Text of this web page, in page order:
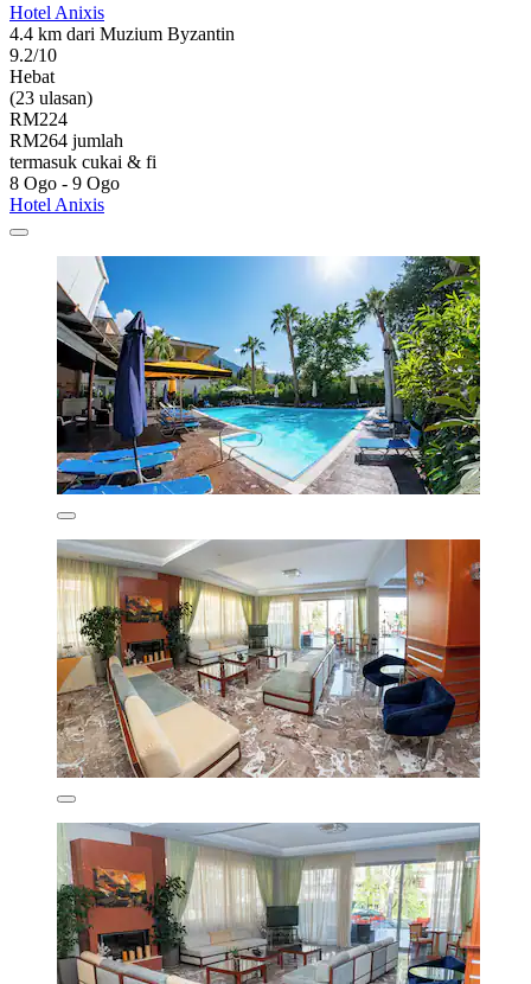
Hotel Anixis
4.4 km dari Muzium Byzantin
9.2/10
Hebat
(23 ulasan)
RM224
RM264 jumlah
termasuk cukai & fi
8 Ogo - 9 Ogo
Hotel Anixis